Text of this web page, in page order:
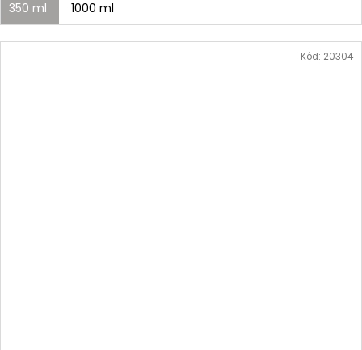
350 ml 1000 ml
Kód: 20304